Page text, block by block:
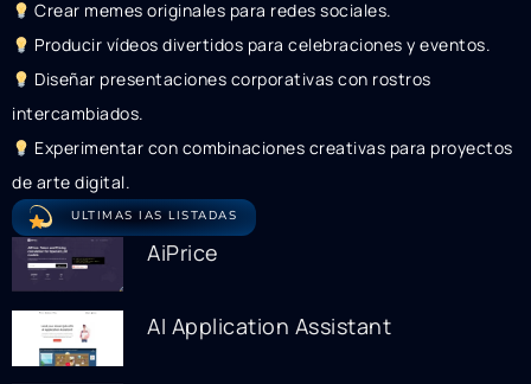
Crear memes originales para redes sociales.
Producir vídeos divertidos para celebraciones y eventos.
Diseñar presentaciones corporativas con rostros
intercambiados.
Experimentar con combinaciones creativas para proyectos
de arte digital.
ULTIMAS IAS LISTADAS
AiPrice
AI Application Assistant